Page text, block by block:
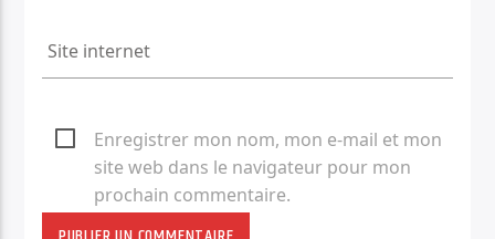
Enregistrer mon nom, mon e-mail et mon
site web dans le navigateur pour mon
prochain commentaire.